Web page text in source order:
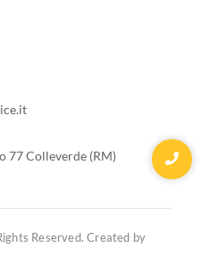
77 Colleverde (RM)
Reserved. Created by